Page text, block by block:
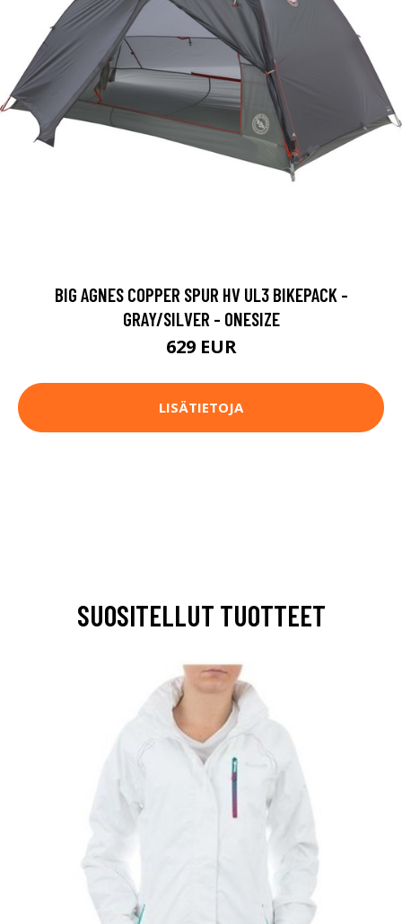
BIG AGNES COPPER SPUR HV UL3 BIKEPACK -
GRAY/SILVER - ONESIZE
629 EUR
LISÄTIETOJA
SUOSITELLUT TUOTTEET